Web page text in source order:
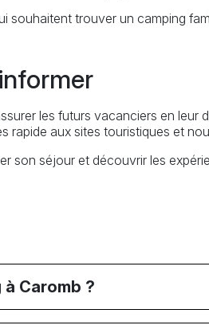
trouver un camping
les futurs vacanciers en leur
rapide aux sites touristiques et
son séjour et découvrir les
Caromb ?